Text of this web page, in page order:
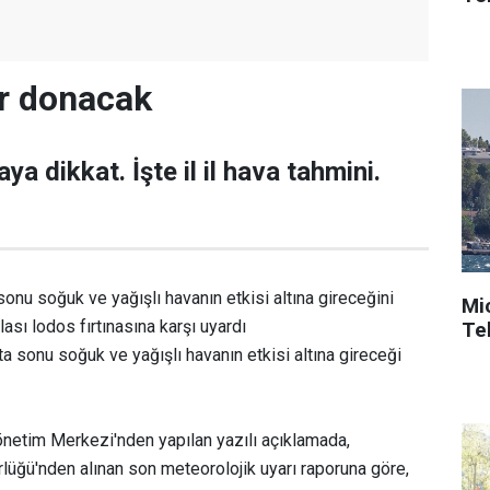
donacak
dikkat. İşte il il hava tahmini.
soğuk ve yağışlı havanın etkisi altına gireceğini
lodos fırtınasına karşı uyardı
sonu soğuk ve yağışlı havanın etkisi altına gireceği
Merkezi'nden yapılan yazılı açıklamada,
alınan son meteorolojik uyarı raporuna göre,